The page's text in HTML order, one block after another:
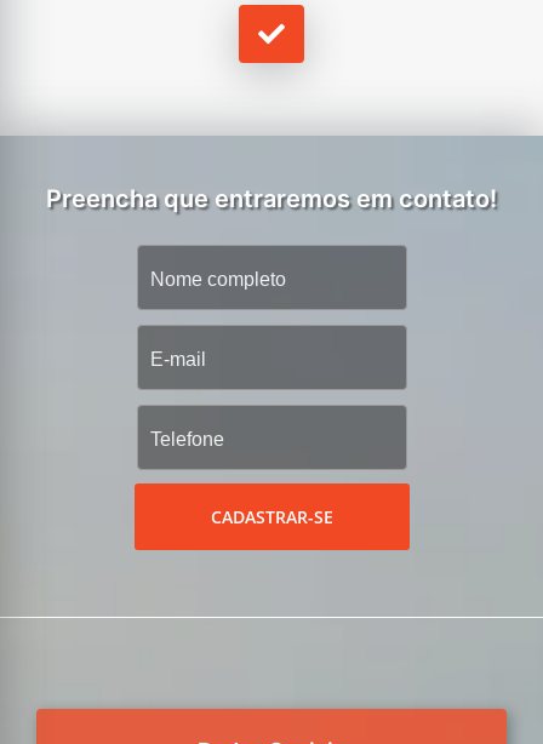
Preencha que entraremos em contato!
CADASTRAR-SE